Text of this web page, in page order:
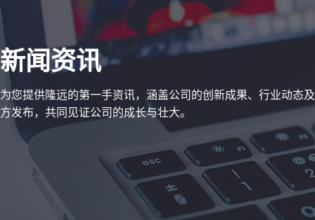
新闻资讯
为您提供隆远的第一手资讯，涵盖公司的创新成果、行业动态
方发布，共同见证公司的成长与壮大。